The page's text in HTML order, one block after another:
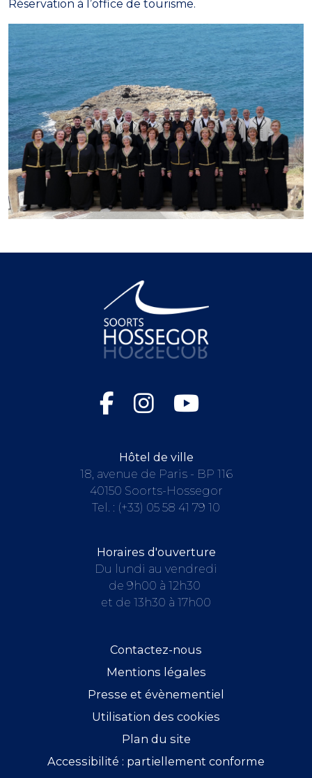
Réservation à l’office de tourisme.
Hôtel de ville
18, avenue de Paris - BP 116
40150 Soorts-Hossegor
Tel. : (+33) 05 58 41 79 10
Horaires d'ouverture
Du lundi au vendredi
de 9h00 à 12h30
et de 13h30 à 17h00
Contactez-nous
Mentions légales
Presse et évènementiel
Utilisation des cookies
Plan du site
Accessibilité : partiellement conforme